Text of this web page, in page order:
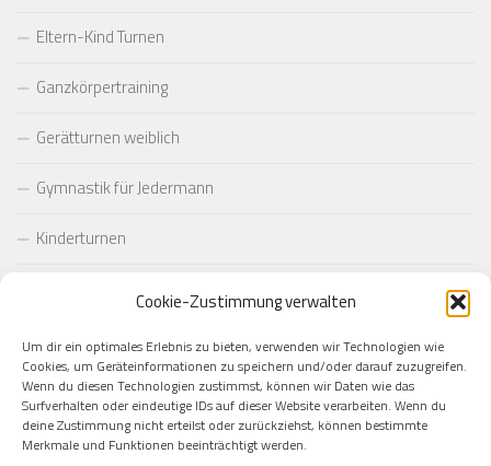
Cookie-Zustimmung verwalten
Um dir ein optimales Erlebnis zu bieten, verwenden wir Technologien wie
Cookies, um Geräteinformationen zu speichern und/oder darauf zuzugreifen.
Wenn du diesen Technologien zustimmst, können wir Daten wie das
Surfverhalten oder eindeutige IDs auf dieser Website verarbeiten. Wenn du
deine Zustimmung nicht erteilst oder zurückziehst, können bestimmte
Merkmale und Funktionen beeinträchtigt werden.
Eltern-Kind Turnen
Ganzkörpertraining
Gerätturnen weiblich
Gymnastik für Jedermann
Kinderturnen
Taekwondo
Yoga
Startseite